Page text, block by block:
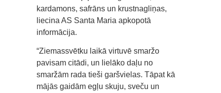
kardamons, safrāns un krustnagliņas,
liecina AS Santa Maria apkopotā
informācija.
“Ziemassvētku laikā virtuvē smaržo
pavisam citādi, un lielāko daļu no
smaržām rada tieši garšvielas. Tāpat kā
mājās gaidām egļu skuju, sveču un